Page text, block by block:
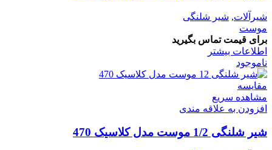
شیرآلات, شیر شلنگی
موست
برای قیمت تماس بگیرید
اطلاعات بیشتر
ناموجود
مقایسه
مشاهده سریع
افزودن به علاقه مندی
شیر شلنگی 1/2 موست مدل کلاسیک 470